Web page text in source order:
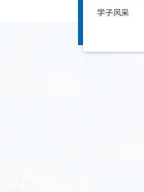
学子风采